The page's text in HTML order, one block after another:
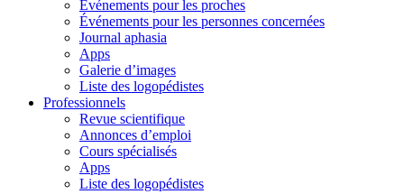
Événements pour les proches
Événements pour les personnes concernées
Journal aphasia
Apps
Galerie d’images
Liste des logopédistes
Professionnels
Revue scientifique
Annonces d’emploi
Cours spécialisés
Apps
Liste des logopédistes